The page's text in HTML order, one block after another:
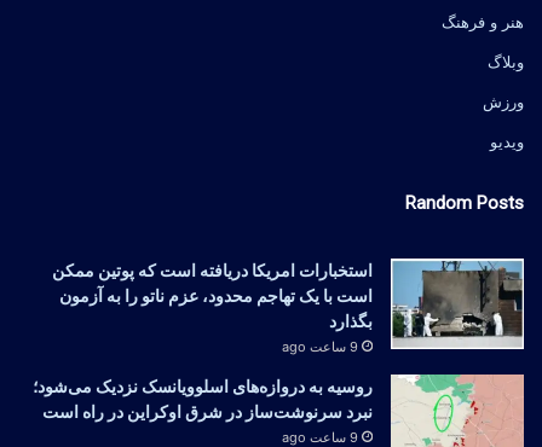
هنر و فرهنگ
وبلاگ
ورزش
ویدیو
Random Posts
استخبارات امریکا دریافته است که پوتین ممکن
است با یک تهاجم محدود، عزم ناتو را به آزمون
بگذارد
9 ساعت ago
روسیه به دروازه‌های اسلوویانسک نزدیک می‌شود؛
نبرد سرنوشت‌ساز در شرق اوکراین در راه است
9 ساعت ago